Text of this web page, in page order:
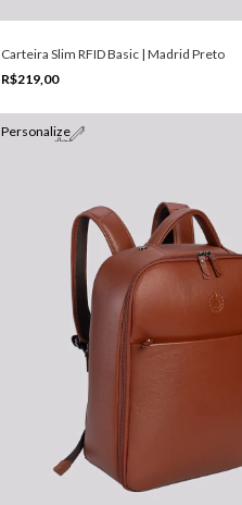
Carteira Slim RFID Basic | Madrid Preto
R$219,00
Personalize